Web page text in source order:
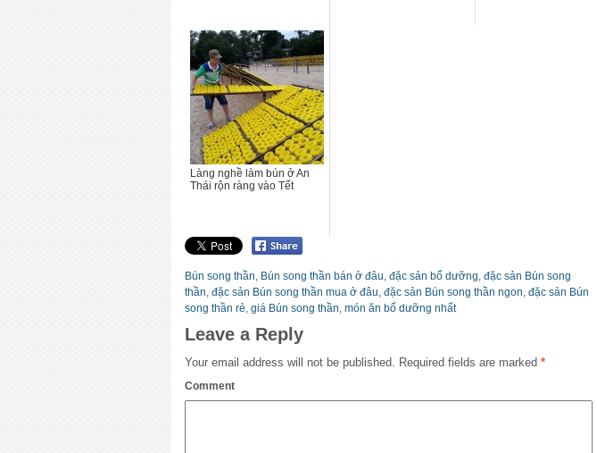
Làng nghề làm bún ở An
Thái rộn ràng vào Tết
Bún song thần, Bún song thần bán ở đâu, đặc sản bổ dưỡng, đặc sản Bún song
thần, đặc sản Bún song thần mua ở đâu, đặc sản Bún song thần ngon, đặc sản Bún
song thần rẻ, giá Bún song thần, món ăn bổ dưỡng nhất
Leave a Reply
Your email address will not be published. Required fields are marked *
Comment